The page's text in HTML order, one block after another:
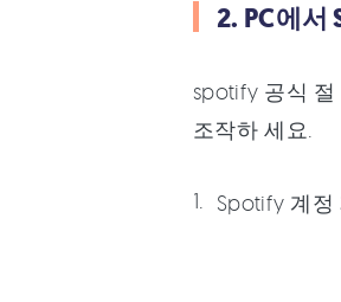
2. PC에
spotify 공식
조작하 세요.
Spotify 계정